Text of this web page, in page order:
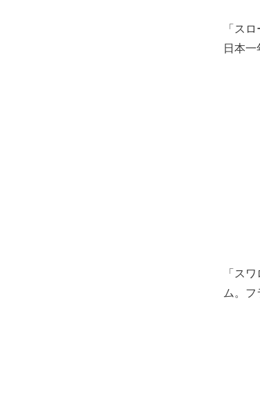
「ス
日本
「ス
ム。フ